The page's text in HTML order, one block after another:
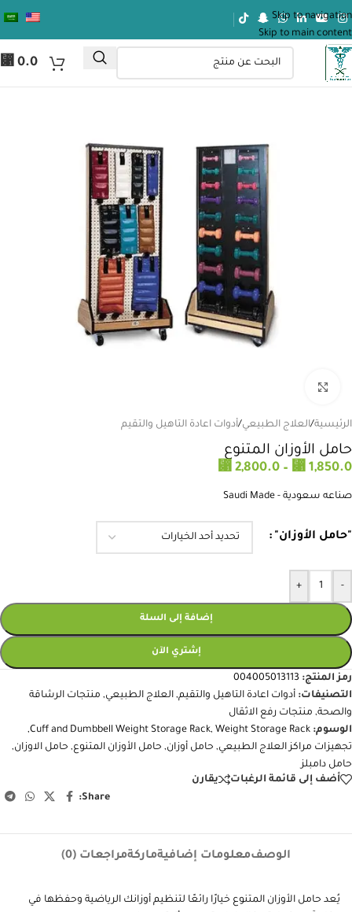
Skip to navigation
Skip to main content
⃁0.0
الرئيسية/العلاج الطبيعي/أدوات اعادة التاهيل والتقيم
حامل الأوزان المتنوع
⃁ 1,850.0
–
⃁ 2,800.0
صناعه سعودية - Saudi Made
"حامل الأوزان"
-
+
إضافة إلى السلة
إشتري الآن
رمز المنتج: 004005013113
التصنيفات: أدوات اعادة التاهيل والتقيم, العلاج الطبيعي, منتجات الرشاقة
والصحة, منتجات رفع الاثقال
الوسوم:
Cuff and Dumbbell Weight Storage Rack, Weight Storage Rack
,
تجهيزات مراكز العلاج الطبيعي, حامل أوزان, حامل الأوزان المتنوع, حامل الاوزان,
حامل دامبلز
أضف إلى قائمة الرغبات
يقارن
Share:
الوصفمعلومات إضافيةماركةمراجعات (0)
يُعد حامل الأوزان المتنوع خيارًا رائعًا لتنظيم أوزانك الرياضية وحفظها في